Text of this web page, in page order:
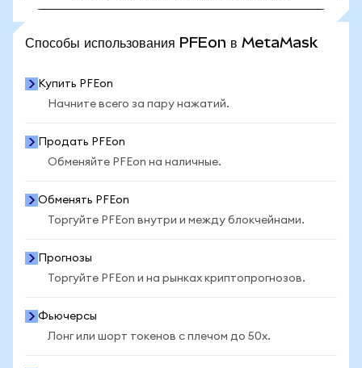
Способы использования PFEon в MetaMask
Купить PFEon
Начните всего за пару нажатий.
Продать PFEon
Обменяйте PFEon на наличные.
Обменять PFEon
Торгуйте PFEon внутри и между блокчейнами.
Прогнозы
Торгуйте PFEon и на рынках криптопрогнозов.
Фьючерсы
Лонг или шорт токенов с плечом до 50x.